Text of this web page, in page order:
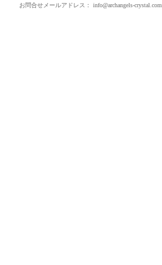
お問合せメールアドレス： info@archangels-crystal.com